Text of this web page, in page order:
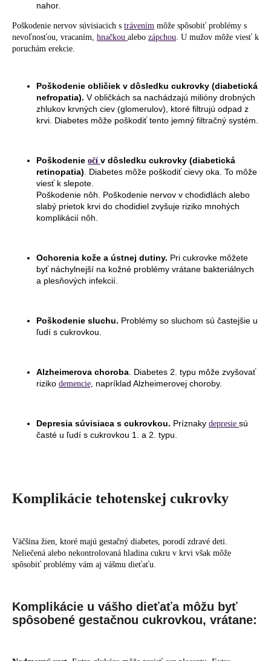
nahor.
Poškodenie nervov súvisiacich s trávením môže spôsobiť problémy s
nevoľnosťou, vracaním, hnačkou alebo zápchou. U mužov môže viesť k
poruchám erekcie.
Poškodenie obličiek v dôsledku cukrovky (diabetická
nefropatia). V obličkách sa nachádzajú milióny drobných
zhlukov krvných ciev (glomerulov), ktoré filtrujú odpad z
krvi. Diabetes môže poškodiť tento jemný filtračný systém.
Poškodenie očí v dôsledku cukrovky (diabetická
retinopatia) . Diabetes môže poškodiť cievy oka. To môže
viesť k slepote.
Poškodenie nôh. Poškodenie nervov v chodidlách alebo
slabý prietok krvi do chodidiel zvyšuje riziko mnohých
komplikácií nôh.
Ochorenia kože a ústnej dutiny. Pri cukrovke môžete
byť náchylnejší na kožné problémy vrátane bakteriálnych
a plesňových infekcií.
Poškodenie sluchu. Problémy so sluchom sú častejšie u
ľudí s cukrovkou.
Alzheimerova choroba . Diabetes 2. typu môže zvyšovať
riziko demencie, napríklad Alzheimerovej choroby.
Depresia súvisiaca s cukrovkou. Príznaky depresie sú
časté u ľudí s cukrovkou 1. a 2. typu.
Komplikácie tehotenskej cukrovky
Väčšina žien, ktoré majú gestačný diabetes, porodí zdravé deti.
Neliečená alebo nekontrolovaná hladina cukru v krvi však môže
spôsobiť problémy vám aj vášmu dieťaťu.
Komplikácie u vášho dieťaťa môžu byť
spôsobené gestačnou cukrovkou, vrátane: